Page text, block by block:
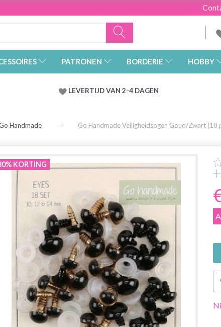
PATRONEN BORDERIE HOBBY
LEVERTIJD VAN 2-4 DAGEN
Handmade Go Handmade Veiligheidsogen Goud/Zwart (18
KORTING